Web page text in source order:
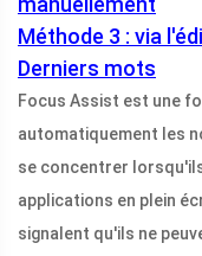
Méthode 3 : via
Derniers mots
Focus Assist est une
automatiquement les
se concentrer
applications en plein
signalent qu'ils ne